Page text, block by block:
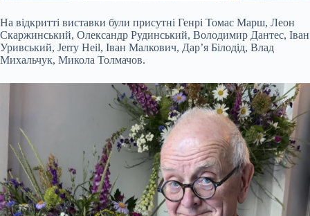
На відкритті виставки були присутні Генрі Томас Марш, Леон
Скаржинський, Олександр Рудинський, Володимир Дантес, Іван
Уривський, Jerry Heil, Іван Малкович, Дар’я Білодід, Влад
Михальчук, Микола Толмачов.